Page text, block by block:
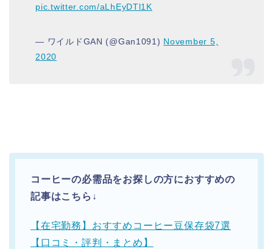
pic.twitter.com/aLhEyDTl1K
— ワイルドGAN (@Gan1091) November 5,
2020
コーヒーの必需品をお探しの方におすすめの
記事はこちら↓
【在宅勤務】おすすめコーヒー豆保存袋7選
【口コミ・評判・まとめ】